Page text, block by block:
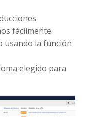
fácilmente
usando la función
elegido para